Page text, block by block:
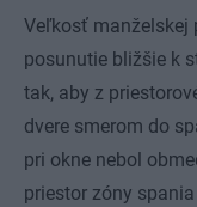
Veľkosť manželskej
posunutie bližšie k
tak, aby z
dvere smerom do
pri okne nebol
priestor zóny